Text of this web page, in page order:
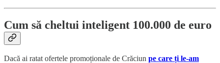
Cum să cheltui inteligent 100.000 de euro
Dacă ai ratat ofertele promoționale de Crăciun pe care ți le-am